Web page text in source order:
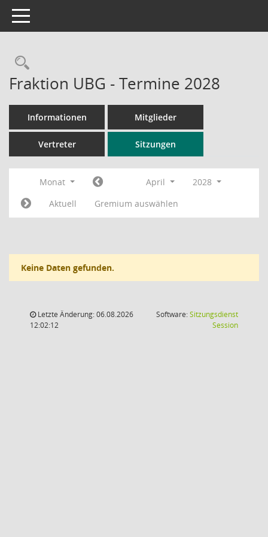
Toggle navigation
Rechercheauswahl
Fraktion UBG - Termine 2028
Informationen Mitglieder
Vertreter Sitzungen
Monat April
2028
Aktuell
Gremium auswählen
Keine Daten gefunden.
Letzte Änderung: 06.08.2026
12:02:12
Software:Sitzungsdienst
Session(Wird in